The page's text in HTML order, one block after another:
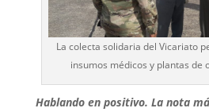
La colecta solidaria del Vicariato
insumos médicos y plantas de
Hablando en positivo. La nota